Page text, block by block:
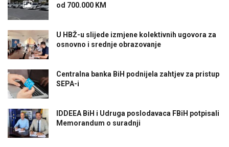
od 700.000 KM
U HBŽ-u slijede izmjene kolektivnih ugovora za
osnovno i srednje obrazovanje
Centralna banka BiH podnijela zahtjev za pristup
SEPA-i
IDDEEA BiH i Udruga poslodavaca FBiH potpisali
Memorandum o suradnji